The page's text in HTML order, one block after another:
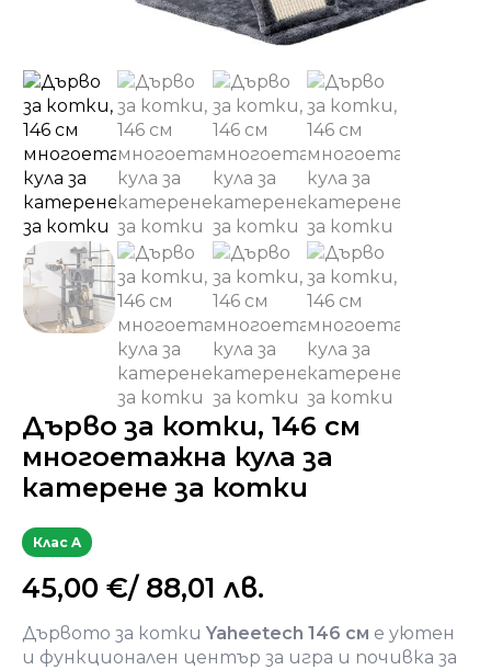
Дърво за котки, 146 см
многоетажна кула за
катерене за котки
Клас A
45,00 €/ 88,01 лв.
Дървото за котки Yaheetech 146 см е уютен
и функционален център за игра и почивка за